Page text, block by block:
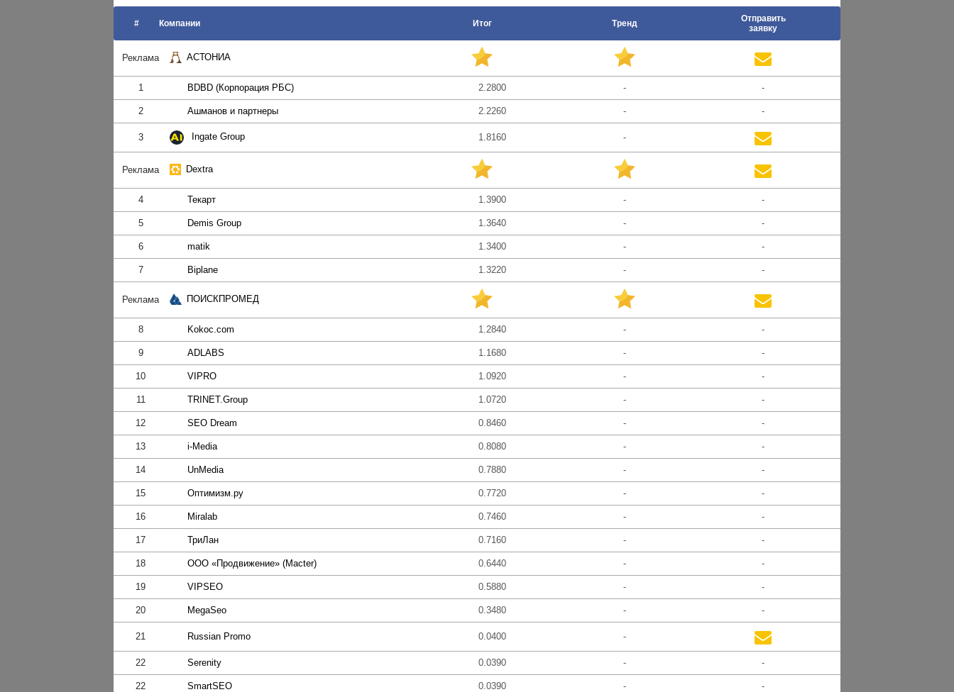
# Компании Итог Тренд
Отправить
заявку
Реклама АСТОНИА
1 BDBD (Корпорация РБС) 2.2800 - -
2 Ашманов и партнеры 2.2260 - -
3 Ingate Group 1.8160 -
Реклама Dextra
4 Текарт 1.3900 - -
5 Demis Group 1.3640 - -
6 matik 1.3400 - -
7 Biplane 1.3220 - -
Реклама ПОИСКПРОМЕД
8 Kokoc.com 1.2840 - -
9 ADLABS 1.1680 - -
10 VIPRO 1.0920 - -
11 TRINET.Group 1.0720 - -
12 SEO Dream 0.8460 - -
13 i-Media 0.8080 - -
14 UnMedia 0.7880 - -
15 Оптимизм.ру 0.7720 - -
16 Miralab 0.7460 - -
17 ТриЛан 0.7160 - -
18 ООО «Продвижение» (Macter) 0.6440 - -
19 VIPSEO 0.5880 - -
20 MegaSeo 0.3480 - -
21 Russian Promo 0.0400 -
22 Serenity 0.0390 - -
22 SmartSEO 0.0390 - -